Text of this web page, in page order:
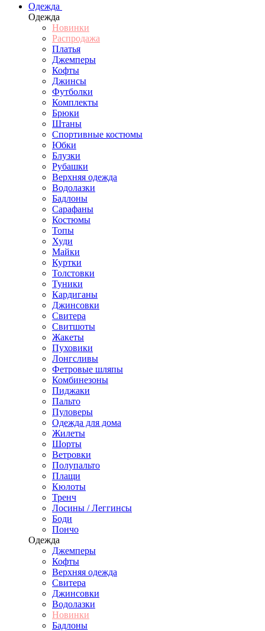
Одежда
Одежда
Новинки
Распродажа
Платья
Джемперы
Кофты
Джинсы
Футболки
Комплекты
Брюки
Штаны
Спортивные костюмы
Юбки
Блузки
Рубашки
Верхняя одежда
Водолазки
Бадлоны
Сарафаны
Костюмы
Топы
Худи
Майки
Куртки
Толстовки
Туники
Кардиганы
Джинсовки
Свитера
Свитшоты
Жакеты
Пуховики
Лонгсливы
Фетровые шляпы
Комбинезоны
Пиджаки
Пальто
Пуловеры
Одежда для дома
Жилеты
Шорты
Ветровки
Полупальто
Плащи
Кюлоты
Тренч
Лосины / Леггинсы
Боди
Пончо
Одежда
Джемперы
Кофты
Верхняя одежда
Свитера
Джинсовки
Водолазки
Новинки
Бадлоны